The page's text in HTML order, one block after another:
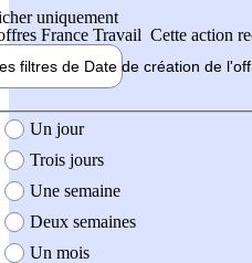
uniquement
France Travail Cette action
filtres de Date de création de
création de l'offre
Un jour
Trois jours
Une semaine
Deux semaines
Un mois